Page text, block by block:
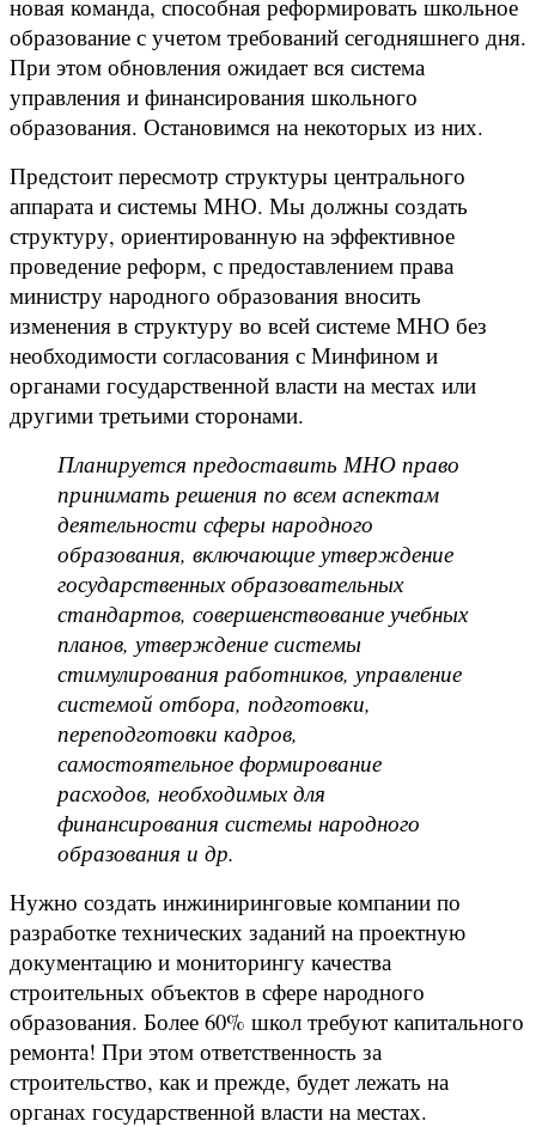
новая команда, способная реформировать школьное
образование с учетом требований сегодняшнего дня.
При этом обновления ожидает вся система
управления и финансирования школьного
образования. Остановимся на некоторых из них.
Предстоит пересмотр структуры центрального
аппарата и системы МНО. Мы должны создать
структуру, ориентированную на эффективное
проведение реформ, с предоставлением права
министру народного образования вносить
изменения в структуру во всей системе МНО без
необходимости согласования с Минфином и
органами государственной власти на местах или
другими третьими сторонами.
Планируется предоставить МНО право
принимать решения по всем аспектам
деятельности сферы народного
образования, включающие утверждение
государственных образовательных
стандартов, совершенствование учебных
планов, утверждение системы
стимулирования работников, управление
системой отбора, подготовки,
переподготовки кадров,
самостоятельное формирование
расходов, необходимых для
финансирования системы народного
образования и др.
Нужно создать инжиниринговые компании по
разработке технических заданий на проектную
документацию и мониторингу качества
строительных объектов в сфере народного
образования. Более 60% школ требуют капитального
ремонта! При этом ответственность за
строительство, как и прежде, будет лежать на
органах государственной власти на местах.